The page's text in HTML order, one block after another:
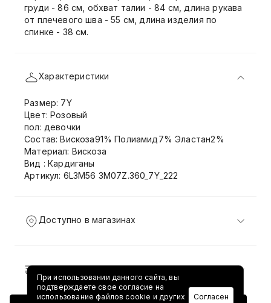
груди - 86 см, обхват талии - 84 см, длина рукава
от плечевого шва - 55 см, длина изделия по
спинке - 38 см.
Характеристики
Размер: 7Y
Цвет: Розовый
пол: девочки
Состав: Вискоза91% Полиамид7% Эластан2%
Материал: Вискоза
Вид : Кардиганы
Артикул: 6L3M56 3M07Z.360_7Y_222
Доступно в магазинах
Доставка и возврат
При использовании данного сайта, вы
подтверждаете свое согласие на
использование файлов cookie и других
Согласен